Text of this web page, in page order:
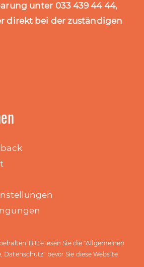
unter 033 439 44 44,
direkt bei der zuständigen
Bitte lesen Sie die "Allgemeinen
Datenschutz" bevor Sie diese Website